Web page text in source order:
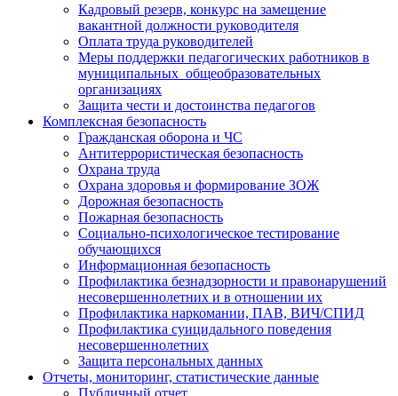
Кадровый резерв, конкурс на замещение
вакантной должности руководителя
Оплата труда руководителей
Меры поддержки педагогических работников в
муниципальных общеобразовательных
организациях
Защита чести и достоинства педагогов
Комплексная безопасность
Гражданская оборона и ЧС
Антитеррористическая безопасность
Охрана труда
Охрана здоровья и формирование ЗОЖ
Дорожная безопасность
Пожарная безопасность
Социально-психологическое тестирование
обучающихся
Информационная безопасность
Профилактика безнадзорности и правонарушений
несовершеннолетних и в отношении их
Профилактика наркомании, ПАВ, ВИЧ/СПИД
Профилактика суицидального поведения
несовершеннолетних
Защита персональных данных
Отчеты, мониторинг, статистические данные